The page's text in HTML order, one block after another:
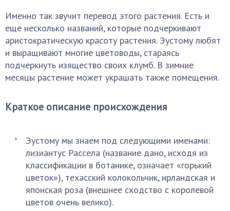
Именно так звучит перевод этого растения. Есть и
еще несколько названий, которые подчеркивают
аристократическую красоту растения. Эустому любят
и выращивают многие цветоводы, стараясь
подчеркнуть изящество своих клумб. В зимние
месяцы растение может украшать также помещения.
Краткое описание происхождения
Эустому мы знаем под следующими именами:
лизиантус Рассела (название дано, исходя из
классификации в ботанике, означает «горький
цветок»), техасский колокольчик, ирландская и
японская роза (внешнее сходство с королевой
цветов очень велико).